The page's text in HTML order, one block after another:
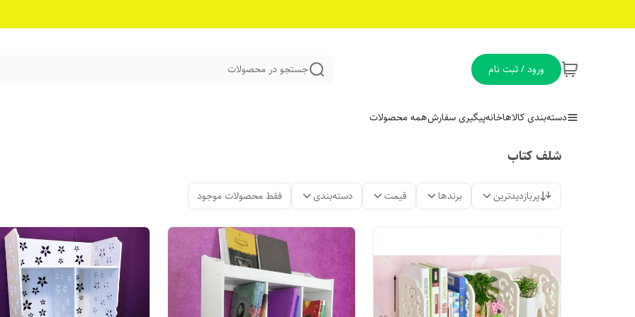
ورود / ثبت نام جستجو در محصولات
دسته‌بندی کالاهاخانهپیگیری سفارشهمه محصولات
شلف کتاب
پربازدیدترین برندها قیمت دسته‌بندی فقط محصولات موجود